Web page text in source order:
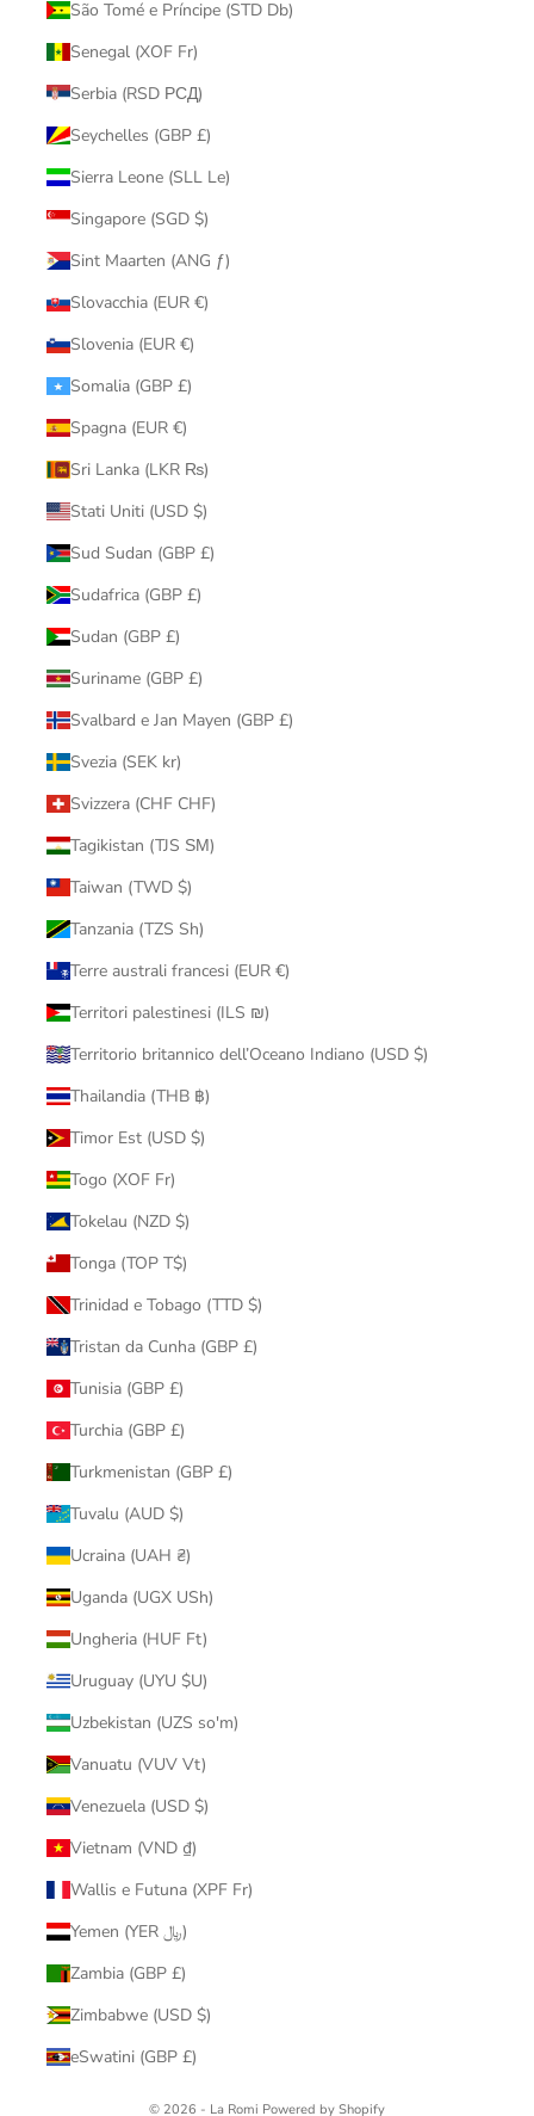
São Tomé e Príncipe (STD Db)
Senegal (XOF Fr)
Serbia (RSD РСД)
Seychelles (GBP £)
Sierra Leone (SLL Le)
Singapore (SGD $)
Sint Maarten (ANG ƒ)
Slovacchia (EUR €)
Slovenia (EUR €)
Somalia (GBP £)
Spagna (EUR €)
Sri Lanka (LKR ₨)
Stati Uniti (USD $)
Sud Sudan (GBP £)
Sudafrica (GBP £)
Sudan (GBP £)
Suriname (GBP £)
Svalbard e Jan Mayen (GBP £)
Svezia (SEK kr)
Svizzera (CHF CHF)
Tagikistan (TJS ЅМ)
Taiwan (TWD $)
Tanzania (TZS Sh)
Terre australi francesi (EUR €)
Territori palestinesi (ILS ₪)
Territorio britannico dell’Oceano Indiano (USD $)
Thailandia (THB ฿)
Timor Est (USD $)
Togo (XOF Fr)
Tokelau (NZD $)
Tonga (TOP T$)
Trinidad e Tobago (TTD $)
Tristan da Cunha (GBP £)
Tunisia (GBP £)
Turchia (GBP £)
Turkmenistan (GBP £)
Tuvalu (AUD $)
Ucraina (UAH ₴)
Uganda (UGX USh)
Ungheria (HUF Ft)
Uruguay (UYU $U)
Uzbekistan (UZS so'm)
Vanuatu (VUV Vt)
Venezuela (USD $)
Vietnam (VND ₫)
Wallis e Futuna (XPF Fr)
Yemen (YER ﷼)
Zambia (GBP £)
Zimbabwe (USD $)
eSwatini (GBP £)
© 2026 - La Romi Powered by Shopify